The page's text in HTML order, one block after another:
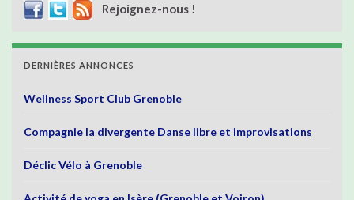
Rejoignez-nous !
DERNIÈRES ANNONCES
Wellness Sport Club Grenoble
Compagnie la divergente Danse libre et improvisations
Déclic Vélo à Grenoble